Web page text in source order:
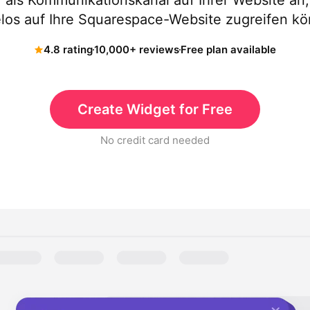
auf Ihre Squarespace-Website zugreifen
4.8 rating10,000+ reviewsFree plan available
Create Widget for Free
No credit card needed